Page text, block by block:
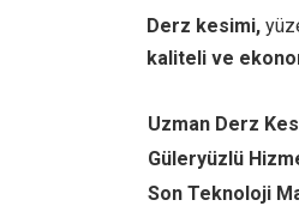
Derz kesimi,
kaliteli ve
Uzman Derz
Güleryüzlü
Son Teknoloji